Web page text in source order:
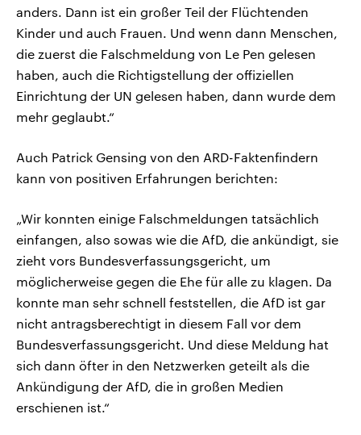
anders. Dann ist ein großer Teil der Flüchtenden
Kinder und auch Frauen. Und wenn dann Menschen,
die zuerst die Falschmeldung von Le Pen gelesen
haben, auch die Richtigstellung der offiziellen
Einrichtung der UN gelesen haben, dann wurde dem
mehr geglaubt.“
Auch Patrick Gensing von den ARD-Faktenfindern
kann von positiven Erfahrungen berichten:
„Wir konnten einige Falschmeldungen tatsächlich
einfangen, also sowas wie die AfD, die ankündigt, sie
zieht vors Bundesverfassungsgericht, um
möglicherweise gegen die Ehe für alle zu klagen. Da
konnte man sehr schnell feststellen, die AfD ist gar
nicht antragsberechtigt in diesem Fall vor dem
Bundesverfassungsgericht. Und diese Meldung hat
sich dann öfter in den Netzwerken geteilt als die
Ankündigung der AfD, die in großen Medien
erschienen ist.“